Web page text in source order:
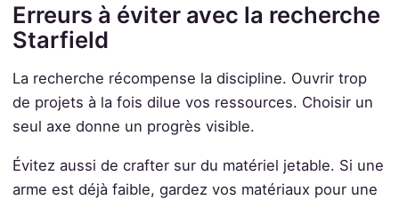
Erreurs à éviter avec la recherche
Starfield
La recherche récompense la discipline. Ouvrir trop
de projets à la fois dilue vos ressources. Choisir un
seul axe donne un progrès visible.
Évitez aussi de crafter sur du matériel jetable. Si une
arme est déjà faible, gardez vos matériaux pour une